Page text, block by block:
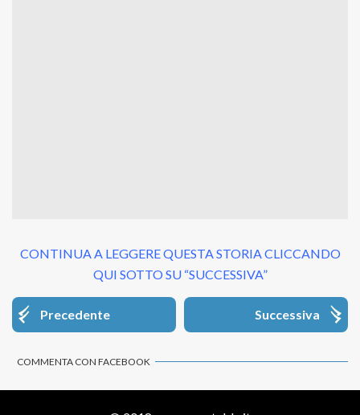
CONTINUA A LEGGERE QUESTA STORIA CLICCANDO
QUI SOTTO SU “SUCCESSIVA”
Precedente Successiva
COMMENTA CON FACEBOOK